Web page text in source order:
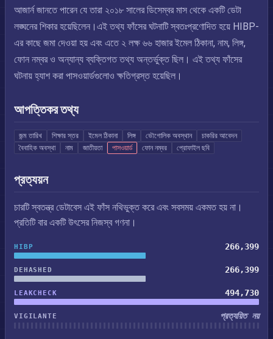
আজার্ন জানতে পারেন যে তারা ২০১৮ সালের ডিসেম্বর মাস থেকে একটি ডেটা
লঙ্ঘনের শিকার হয়েছিলেন।এই তথ্য ফাঁসের ঘটনাটি স্বতঃপ্রণোদিত হয়ে HIBP-
এর কাছে জমা দেওয়া হয় এবং এতে ২ লক্ষ ৬৬ হাজার ইমেল ঠিকানা, নাম, লিঙ্গ,
ফোন নম্বর ও অন্যান্য ব্যক্তিগত তথ্য অন্তর্ভুক্ত ছিল। এই তথ্য ফাঁসের
ঘটনায় হ্যাশ করা পাসওয়ার্ডগুলোও ক্ষতিগ্রস্ত হয়েছিল।
আপত্তিকর তথ্য
জন্ম তারিখ শিক্ষার স্তর ইমেল ঠিকানা লিঙ্গ ভৌগোলিক অবস্থান
চাকরির আবেদন
বৈবাহিক অবস্থা
নাম জাতীয়তা পাসওয়ার্ড ফোন নম্বর প্রোফাইল ছবি
প্রত্যয়ন
চারটি স্বতন্ত্র ডেটাবেস এই ফাঁস নথিভুক্ত করে এবং সবসময় একমত হয় না।
প্রতিটি বার একটি উৎসের নিজস্ব গণনা।
HIBP 266,399
DEHASHED 266,399
LEAKCHECK 494,730
VIGILANTE প্রত্যয়িত নয়